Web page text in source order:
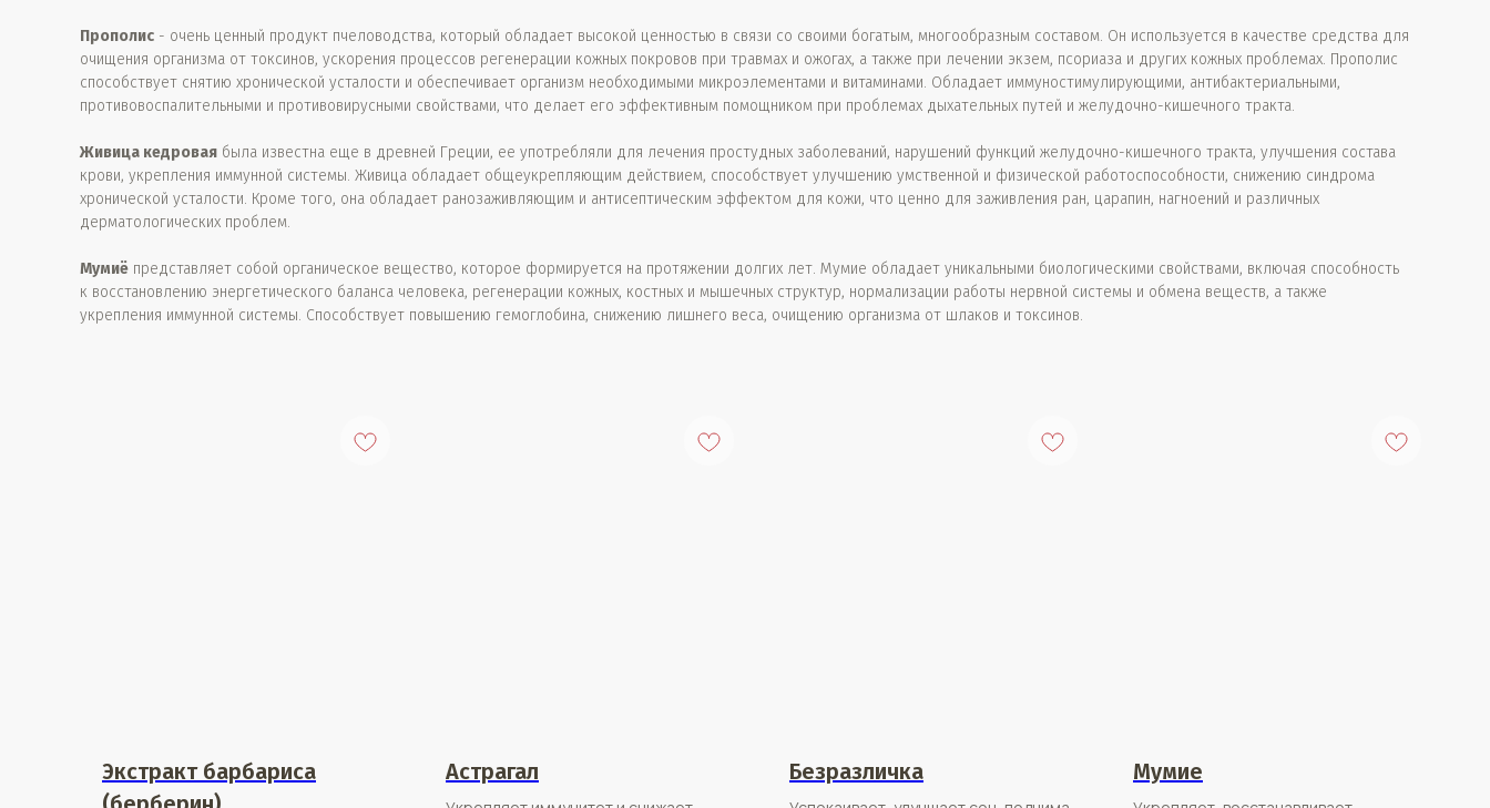
Прополис - очень ценный продукт пчеловодства, который обладает высокой ценностью в связи со своими богатым, многообразным составом. Он используется в качестве средства для
очищения организма от токсинов, ускорения процессов регенерации кожных покровов при травмах и ожогах, а также при лечении экзем, псориаза и других кожных проблемах. Прополис
способствует снятию хронической усталости и обеспечивает организм необходимыми микроэлементами и витаминами. Обладает иммуностимулирующими, антибактериальными,
противовоспалительными и противовирусными свойствами, что делает его эффективным помощником при проблемах дыхательных путей и желудочно-кишечного тракта.
Живица кедровая была известна еще в древней Греции, ее употребляли для лечения простудных заболеваний, нарушений функций желудочно-кишечного тракта, улучшения состава
крови, укрепления иммунной системы. Живица обладает общеукрепляющим действием, способствует улучшению умственной и физической работоспособности, снижению синдрома
хронической усталости. Кроме того, она обладает ранозаживляющим и антисептическим эффектом для кожи, что ценно для заживления ран, царапин, нагноений и различных
дерматологических проблем.
Мумиё представляет собой органическое вещество, которое формируется на протяжении долгих лет. Мумие обладает уникальными биологическими свойствами, включая способность
к восстановлению энергетического баланса человека, регенерации кожных, костных и мышечных структур, нормализации работы нервной системы и обмена веществ, а также
укрепления иммунной системы. Способствует повышению гемоглобина, снижению лишнего веса, очищению организма от шлаков и токсинов.
Экстракт барбариса
Астрагал Безразличка Мумие